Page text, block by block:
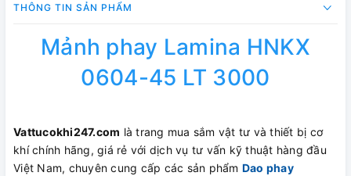
THÔNG TIN SẢN PHẨM
Mảnh phay Lamina HNKX
0604-45 LT 3000
Vattucokhi247.com là trang mua sắm vật tư và thiết bị cơ
khí chính hãng, giá rẻ với dịch vụ tư vấn kỹ thuật hàng đầu
Việt Nam, chuyên cung cấp các sản phẩm Dao phay